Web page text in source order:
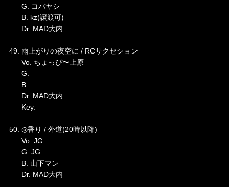
G. コバヤシ
B. kz(譲渡可)
Dr. MAD大内
49. 雨上がりの夜空に / RCサクセション
Vo. ちょっぴ〜上原
G.
B.
Dr. MAD大内
Key.
50. ◎香り / 外道(20時以降)
Vo. JG
G. JG
B. 山下マン
Dr. MAD大内